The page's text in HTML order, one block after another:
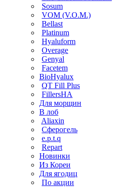
Sosum
VOM (V.O.M.)
Bellast
Platinum
Hyaluform
Overage
Genyal
Facetem
BioHyalux
QT Fill Plus
FillersHA
Для морщин
В лоб
Aliaxin
Сферогель
e.p.t.q
Repart
Новинки
Из Кореи
Для ягодиц
По акции